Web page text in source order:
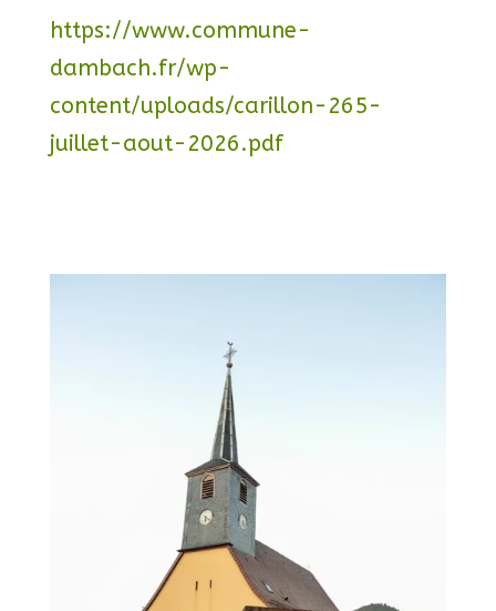
https://www.commune-
dambach.fr/wp-
content/uploads/carillon-265-
juillet-aout-2026.pdf